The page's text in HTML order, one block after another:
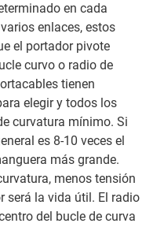
en cada
enlaces, estos
el portador pivote
curvo o radio de
tienen
elegir y todos los
curvatura mínimo. Si
es 8-10 veces el
más grande.
menos tensión
será la vida útil. El radio
del bucle de curva